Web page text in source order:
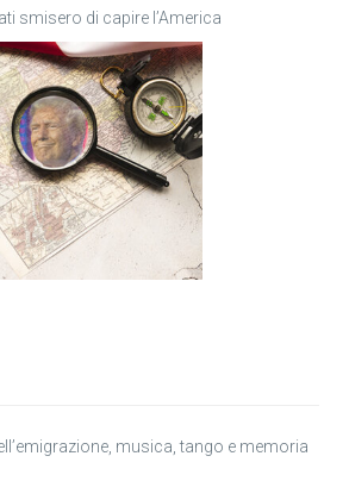
smisero di capire l’America
musica, tango e memoria